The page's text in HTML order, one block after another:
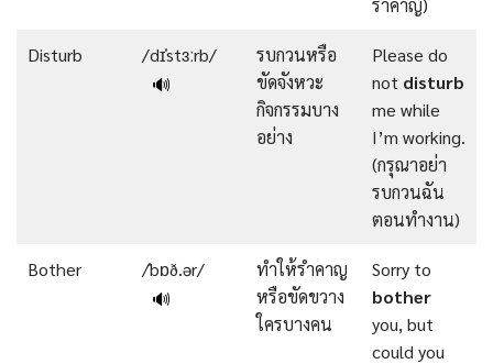
รำคาญ)
Disturb
/dɪˈstɜːrb/
🔊
รบกวนหรือ
ขัดจังหวะ
กิจกรรมบาง
อย่าง
Please do
not disturb
me while
I’m working.
(กรุณาอย่า
รบกวนฉัน
ตอนทำงาน)
Bother
/ˈbɒð.ər/
🔊
ทำให้รำคาญ
หรือขัดขวาง
ใครบางคน
Sorry to
bother
you, but
could you